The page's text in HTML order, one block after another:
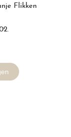
Flikken
.